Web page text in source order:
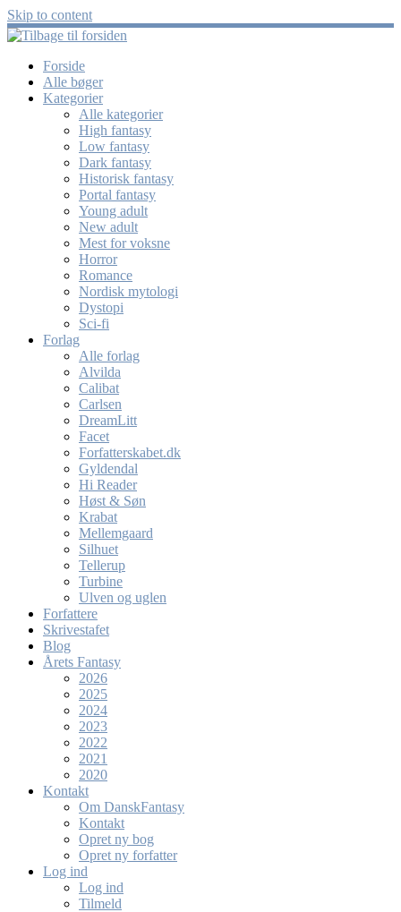
Skip to content
Forside
Alle bøger
Kategorier
Alle kategorier
High fantasy
Low fantasy
Dark fantasy
Historisk fantasy
Portal fantasy
Young adult
New adult
Mest for voksne
Horror
Romance
Nordisk mytologi
Dystopi
Sci-fi
Forlag
Alle forlag
Alvilda
Calibat
Carlsen
DreamLitt
Facet
Forfatterskabet.dk
Gyldendal
Hi Reader
Høst & Søn
Krabat
Mellemgaard
Silhuet
Tellerup
Turbine
Ulven og uglen
Forfattere
Skrivestafet
Blog
Årets Fantasy
2026
2025
2024
2023
2022
2021
2020
Kontakt
Om DanskFantasy
Kontakt
Opret ny bog
Opret ny forfatter
Log ind
Log ind
Tilmeld